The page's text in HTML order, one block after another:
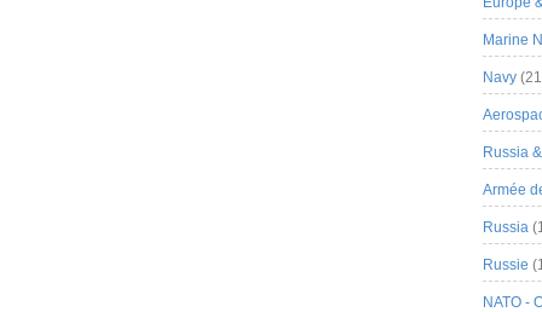
Marine
Navy
Russia
Armée
Russia
Russie
NATO -